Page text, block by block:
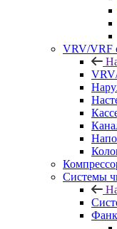
VRV/VRF
Системы